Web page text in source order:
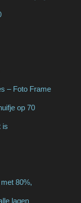
– Foto Frame
op 70
is
80%,
lagen